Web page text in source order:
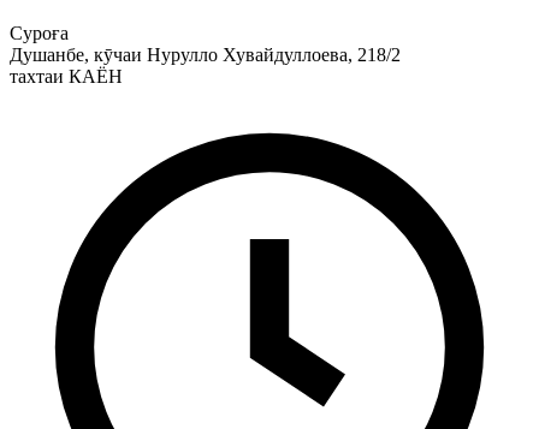
Суроға
Душанбе, кӯчаи Нурулло Хувайдуллоева, 218/2
тахтаи КАЁН